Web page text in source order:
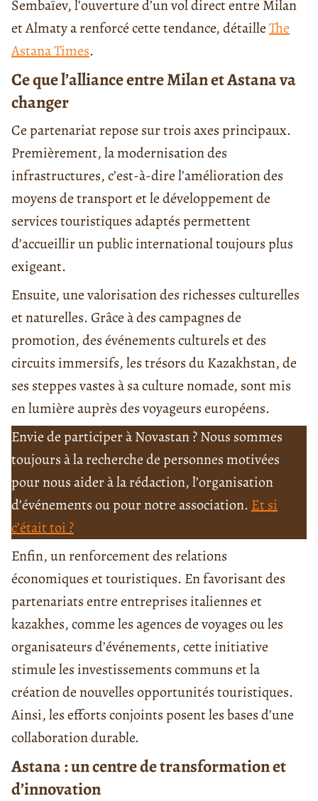
Sembaïev, l’ouverture d’un vol direct entre Milan
et Almaty a renforcé cette tendance, détailleThe
Astana Times.
Ce que l’alliance entre Milan et Astana va
changer
Ce partenariat repose sur trois axes principaux.
Premièrement, la modernisation des
infrastructures, c’est-à-dire l’amélioration des
moyens de transport et le développement de
services touristiques adaptés permettent
d’accueillir un public international toujours plus
exigeant.
Ensuite, une valorisation des richesses culturelles
et naturelles. Grâce à des campagnes de
promotion, des événements culturels et des
circuits immersifs, les trésors du Kazakhstan, de
ses steppes vastes à sa culture nomade, sont mis
en lumière auprès des voyageurs européens.
Envie de participer à Novastan ? Nous sommes
toujours à la recherche de personnes motivées
pour nous aider à la rédaction, l’organisation
d’événements ou pour notre association. Et si
c’était toi ?
Enfin, un renforcement des relations
économiques et touristiques. En favorisant des
partenariats entre entreprises italiennes et
kazakhes, comme les agences de voyages ou les
organisateurs d’événements, cette initiative
stimule les investissements communs et la
création de nouvelles opportunités touristiques.
Ainsi, les efforts conjoints posent les bases d’une
collaboration durable.
Astana : un centre de transformation et
d’innovation